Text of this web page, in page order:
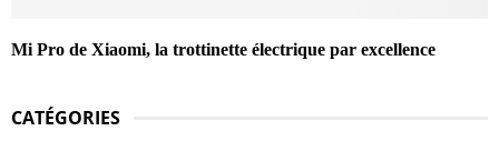
Mi Pro de Xiaomi, la trottinette électrique par excellence
CATÉGORIES